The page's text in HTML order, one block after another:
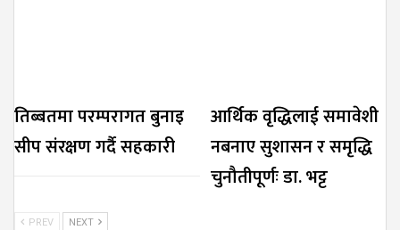
तिब्बतमा परम्परागत बुनाइ
सीप संरक्षण गर्दै सहकारी
आर्थिक वृद्धिलाई समावेशी
नबनाए सुशासन र समृद्धि
चुनौतीपूर्णः डा. भट्ट
PREV NEXT